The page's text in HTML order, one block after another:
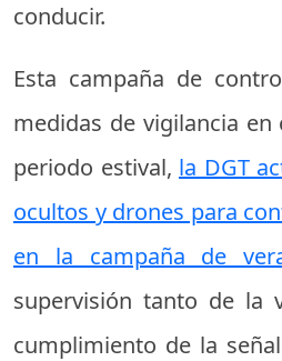
conducir.
Esta campaña de
medidas de vigilancia en
periodo estival, la DGT
ocultos y drones para
en la campaña de
supervisión tanto de la
cumplimiento de la